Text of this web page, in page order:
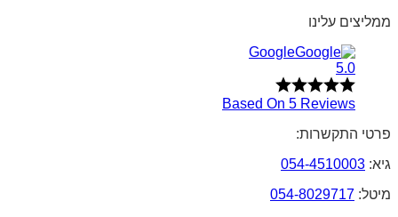
ממליצים עלינו
Google
5.0
Based On 5 Reviews
פרטי התקשרות:
גיא: 054-4510003
מיטל: 054-8029717